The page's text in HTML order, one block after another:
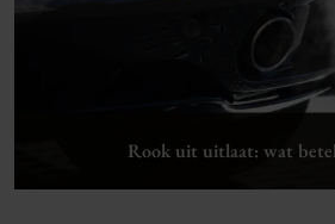
Rook uit uitlaat: wat